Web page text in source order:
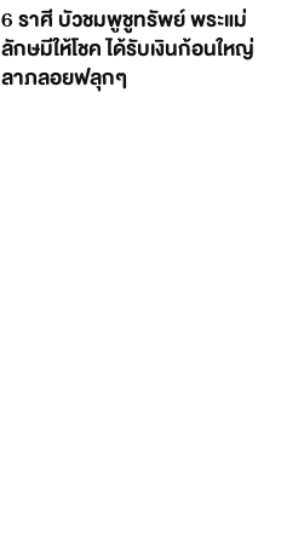
6 ราศี บัวชมพูชูทรัพย์ พระแม่
ลักษมีให้โชค ได้รับเงินก้อนใหญ่
ลาภลอยฟลุกๆ